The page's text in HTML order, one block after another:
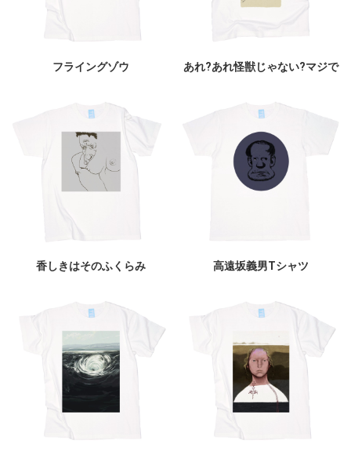
フライングゾウ あれ?あれ怪獣じゃない?マジで
香しきはそのふくらみ 高遠坂義男Tシャツ